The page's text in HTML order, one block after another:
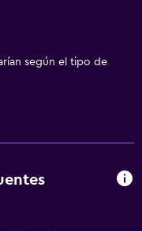
según el tipo de